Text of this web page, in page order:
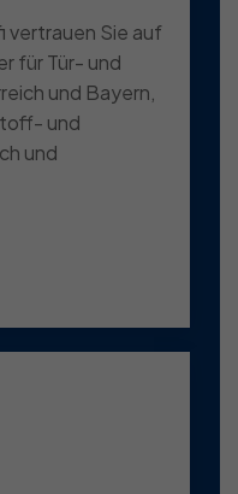
vertrauen Sie auf
für Tür- und
und Bayern,
und
und